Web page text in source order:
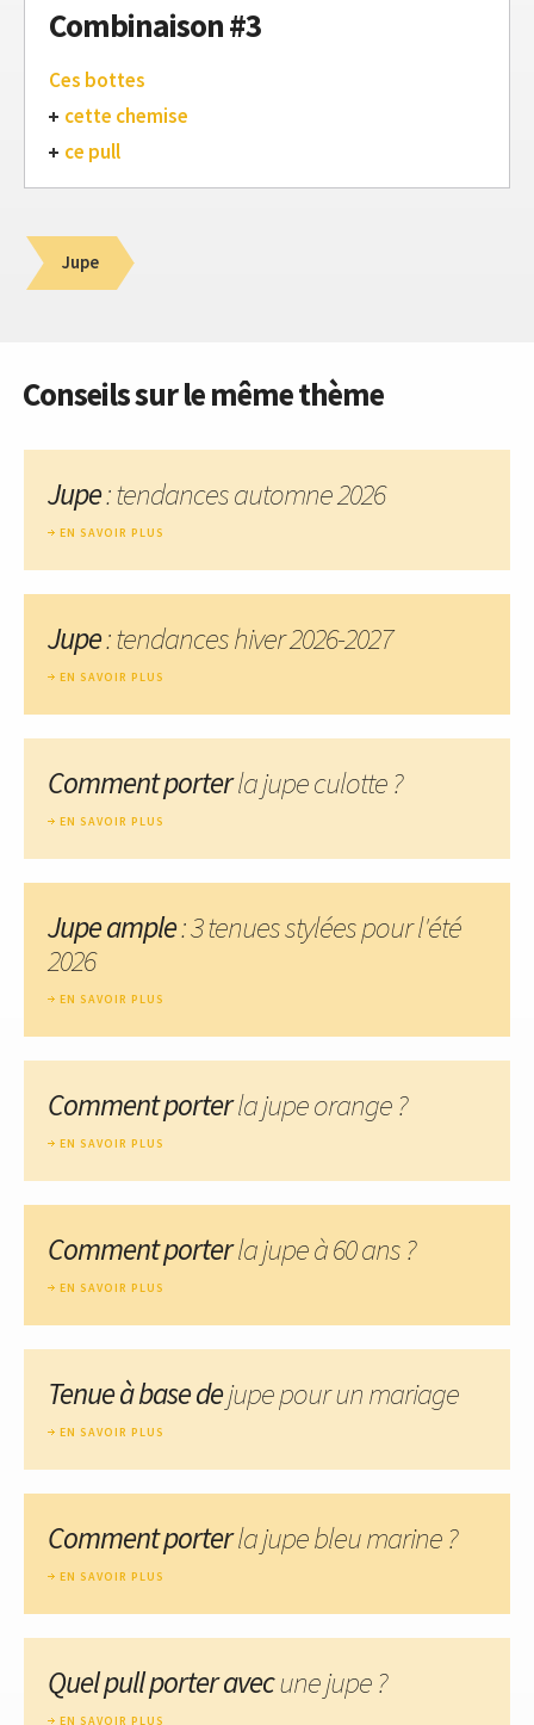
Combinaison #3
Ces bottes
cette chemise
ce pull
Jupe
Conseils sur le même thème
Jupe: tendances automne 2026
EN SAVOIR PLUS
Jupe: tendances hiver 2026-2027
EN SAVOIR PLUS
Comment porterla jupe culotte ?
EN SAVOIR PLUS
Jupe ample: 3 tenues stylées pour l'été
2026
EN SAVOIR PLUS
Comment porterla jupe orange ?
EN SAVOIR PLUS
Comment porterla jupe à 60 ans ?
EN SAVOIR PLUS
Tenue à base dejupe pour un mariage
EN SAVOIR PLUS
Comment porterla jupe bleu marine ?
EN SAVOIR PLUS
Quel pull porter avecune jupe ?
EN SAVOIR PLUS